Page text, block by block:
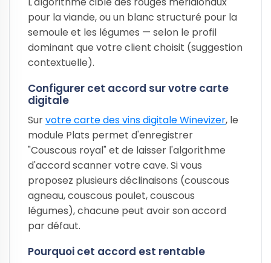
pour la viande, ou un blanc structuré pour la
semoule et les légumes — selon le profil
dominant que votre client choisit (suggestion
contextuelle).
Configurer cet accord sur votre carte
digitale
Survotre carte des vins digitale Winevizer, le
module Plats permet d'enregistrer
"Couscous royal" et de laisser l'algorithme
d'accord scanner votre cave. Si vous
proposez plusieurs déclinaisons (couscous
agneau, couscous poulet, couscous
légumes), chacune peut avoir son accord
par défaut.
Pourquoi cet accord est rentable